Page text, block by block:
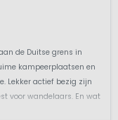
de Duitse grens in
kampeerplaatsen en
Lekker actief bezig zijn
voor wandelaars. En wat